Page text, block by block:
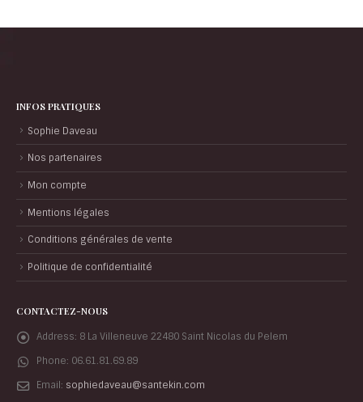
INFOS PRATIQUES
Sophie Daveau
Nos partenaires
Mon compte
Mentions légales
Conditions générales de vente
Politique de confidentialité
CONTACTEZ-NOUS
Address: 8 La Villeneuve 22480 Saint Nicolas du Pelem
Phone: 06.61.81.69.89
Email: sophiedaveau@santekin.com